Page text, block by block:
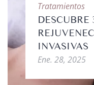
Tratamientos
INVASIVAS
Ene. 28, 2025